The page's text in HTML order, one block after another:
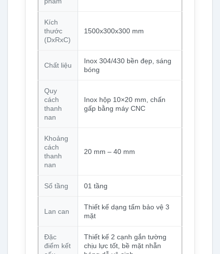
Kích
thước
(DxRxC)
1500x300x300 mm
Chất liệu
Inox 304/430 bền đẹp, sáng
bóng
Quy
cách
thanh
nan
Inox hộp 10×20 mm, chấn
gấp bằng máy CNC
Khoảng
cách
thanh
nan
20 mm – 40 mm
Số tầng 01 tầng
Lan can
Thiết kế dạng tấm bảo vệ 3
mặt
Đặc
điểm kết
Thiết kế 2 cạnh gắn tường
chịu lực tốt, bề mặt nhẵn